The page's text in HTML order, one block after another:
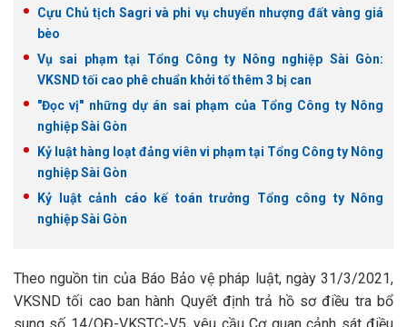
Cựu Chủ tịch Sagri và phi vụ chuyển nhượng đất vàng giá
bèo
Vụ sai phạm tại Tổng Công ty Nông nghiệp Sài Gòn:
VKSND tối cao phê chuẩn khởi tố thêm 3 bị can
"Đọc vị" những dự án sai phạm của Tổng Công ty Nông
nghiệp Sài Gòn
Kỷ luật hàng loạt đảng viên vi phạm tại Tổng Công ty Nông
nghiệp Sài Gòn
Kỷ luật cảnh cáo kế toán trưởng Tổng công ty Nông
nghiệp Sài Gòn
Theo nguồn tin của Báo Bảo vệ pháp luật, ngày 31/3/2021,
VKSND tối cao ban hành Quyết định trả hồ sơ điều tra bổ